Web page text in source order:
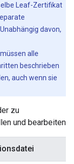
Leaf-Zertifikat
davon,
alle
beschrieben
auch wenn sie
zu
und bearbeiten